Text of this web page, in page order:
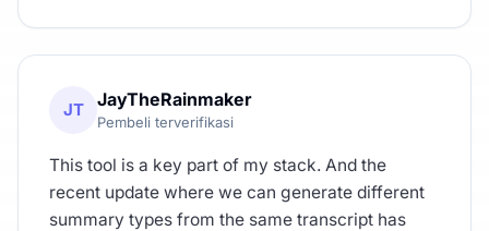
JT JayTheRainmaker
Pembeli terverifikasi
This tool is a key part of my stack. And the
recent update where we can generate different
summary types from the same transcript has